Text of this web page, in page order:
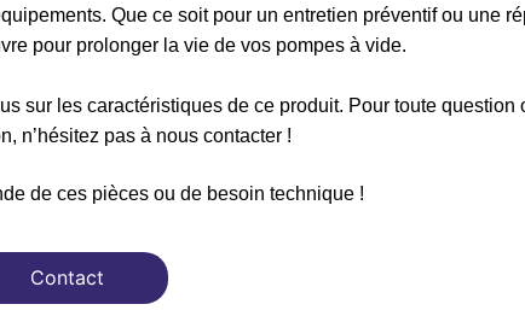
Que ce soit pour un entretien préventif ou une
pour prolonger la vie de vos pompes à vide.
sur les caractéristiques de ce produit. Pour toute question
n’hésitez pas à nous contacter !
de ces pièces ou de besoin technique !
Contact